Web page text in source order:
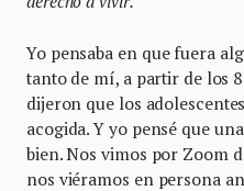
Yo pensaba en que fuera
tanto de mí, a partir de los
dijeron que los
acogida. Y yo pensé que
bien. Nos vimos por Zoom
nos viéramos en persona